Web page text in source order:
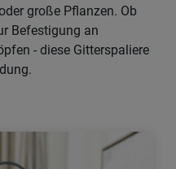
große Pflanzen. Ob
Befestigung an
- diese Gitterspaliere